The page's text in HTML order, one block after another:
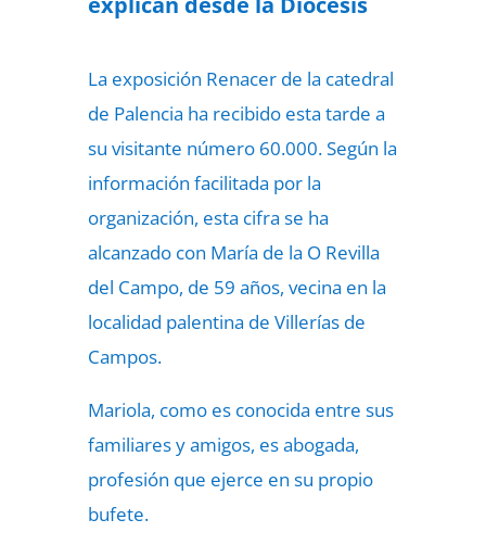
La exposición Renacer de la catedral
de Palencia ha recibido esta tarde a
su visitante número 60.000. Según la
información facilitada por la
organización, esta cifra se ha
alcanzado con María de la O Revilla
del Campo, de 59 años, vecina en la
localidad palentina de Villerías de
Campos.
Mariola, como es conocida entre sus
familiares y amigos, es abogada,
profesión que ejerce en su propio
bufete.